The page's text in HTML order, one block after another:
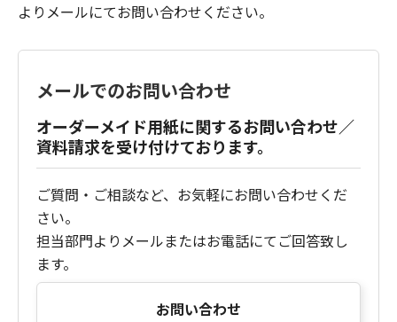
よりメールにてお問い合わせください。
メールでのお問い合わせ
オーダーメイド用紙に関するお問い合わせ／
資料請求を受け付けております。
ご質問・ご相談など、お気軽にお問い合わせくだ
さい。
担当部門よりメールまたはお電話にてご回答致し
ます。
お問い合わせ